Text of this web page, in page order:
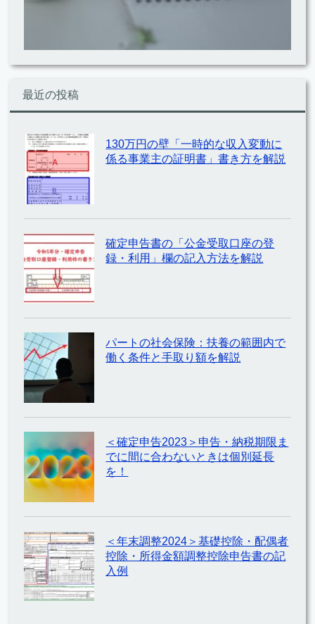
最近の投稿
130万円の壁「一時的な収入変動に
係る事業主の証明書」書き方を解説
確定申告書の「公金受取口座の登
録・利用」欄の記入方法を解説
パートの社会保険：扶養の範囲内で
働く条件と手取り額を解説
＜確定申告2023＞申告・納税期限ま
でに間に合わないときは個別延長
を！
＜年末調整2024＞基礎控除・配偶者
控除・所得金額調整控除申告書の記
入例